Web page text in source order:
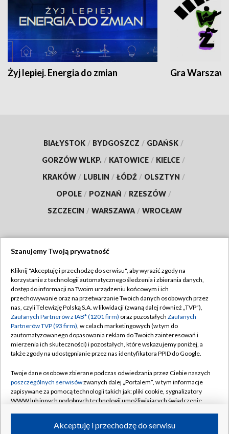
Żyj lepiej. Energia do zmian Gra
BIAŁYSTOK / BYDGOSZCZ / GDAŃSK /
GORZÓW WLKP. / KATOWICE / KIELCE /
KRAKÓW / LUBLIN / ŁÓDŹ / OLSZTYN /
OPOLE / POZNAŃ / RZESZÓW /
SZCZECIN / WARSZAWA / WROCŁAW
TVP
Abonament TVP
Emisja w TVP
Centrum informacji TVP
Naziemna Telewizja Cyfrowa
Rada Programowa
System NOS
Informacje o nadawcy
Program dla prasy
Regulamin TVP
Polityka prywatności
Moje zgody
Pomoc
Kontakt
Kanały
Szanujemy Twoją prywatność
Kliknij "Akceptuję i przechodzę do serwisu", aby wyrazić zgody na
korzystanie z technologii automatycznego śledzenia i zbierania danych,
dostęp do informacji na Twoim urządzeniu końcowym i ich
przechowywanie oraz na przetwarzanie Twoich danych osobowych przez
nas, czyli Telewizję Polską S.A. w likwidacji (zwaną dalej również „TVP”),
Zaufanych Partnerów z IAB* (1201 firm) oraz pozostałych Zaufanych
Partnerów TVP (93 firm), w celach marketingowych (w tym do
zautomatyzowanego dopasowania reklam do Twoich zainteresowań i
mierzenia ich skuteczności) i pozostałych, które wskazujemy poniżej, a
także zgody na udostępnianie przez nas identyfikatora PPID do Google.
Twoje dane osobowe zbierane podczas odwiedzania przez Ciebie naszych
poszczególnych serwisówzwanych dalej „Portalem”, w tym informacje
zapisywane za pomocą technologii takich jak: pliki cookie, sygnalizatory
WWW lub innych podobnych technologii umożliwiających świadczenie
ruchu w Internecie.Akceptuję i przechodzę do serwisu